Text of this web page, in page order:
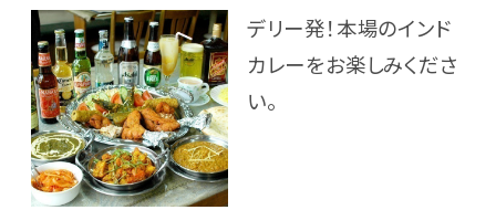
デリー発！本場のインド
カレーをお楽しみくださ
い。